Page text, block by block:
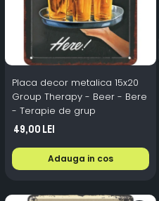
Placa decor metalica 15x20
Group Therapy - Beer - Bere
- Terapie de grup
49,00 Lei
Adauga in cos